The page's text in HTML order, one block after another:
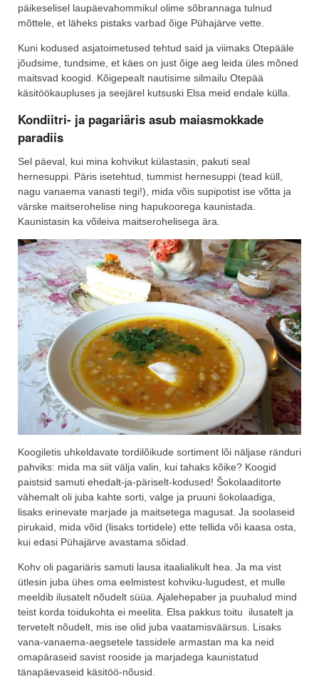
päikeselisel laupäevahommikul olime sõbrannaga tulnud
mõttele, et läheks pistaks varbad õige Pühajärve vette.
Kuni kodused asjatoimetused tehtud said ja viimaks Otepääle
jõudsime, tundsime, et käes on just õige aeg leida üles mõned
maitsvad koogid. Kõigepealt nautisime silmailu Otepää
käsitöökaupluses ja seejärel kutsuski Elsa meid endale külla.
Kondiitri- ja pagariäris asub maiasmokkade
paradiis
Sel päeval, kui mina kohvikut külastasin, pakuti seal
hernesuppi. Päris isetehtud, tummist hernesuppi (tead küll,
nagu vanaema vanasti tegi!), mida võis supipotist ise võtta ja
värske maitserohelise ning hapukoorega kaunistada.
Kaunistasin ka võileiva maitserohelisega ära.
Koogiletis uhkeldavate tordilõikude sortiment lõi näljase ränduri
pahviks: mida ma siit välja valin, kui tahaks kõike? Koogid
paistsid samuti ehedalt-ja-päriselt-kodused! Šokolaaditorte
vähemalt oli juba kahte sorti, valge ja pruuni šokolaadiga,
lisaks erinevate marjade ja maitsetega magusat. Ja soolaseid
pirukaid, mida võid (lisaks tortidele) ette tellida või kaasa osta,
kui edasi Pühajärve avastama sõidad.
Kohv oli pagariäris samuti lausa itaalialikult hea. Ja ma vist
ütlesin juba ühes oma eelmistest kohviku-lugudest, et mulle
meeldib ilusatelt nõudelt süüa. Ajalehepaber ja puuhalud mind
teist korda toidukohta ei meelita. Elsa pakkus toitu ilusatelt ja
tervetelt nõudelt, mis ise olid juba vaatamisväärsus. Lisaks
vana-vanaema-aegsetele tassidele armastan ma ka neid
omapäraseid savist rooside ja marjadega kaunistatud
tänapäevaseid käsitöö-nõusid.